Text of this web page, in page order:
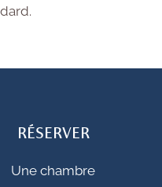
RÉSERVER
Une chambre